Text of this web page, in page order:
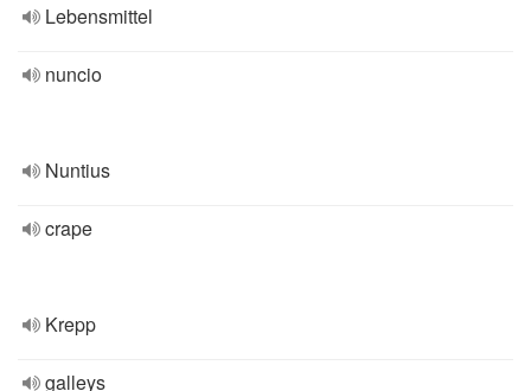
Lebensmittel
nuncio
Nuntius
crape
Krepp
galleys